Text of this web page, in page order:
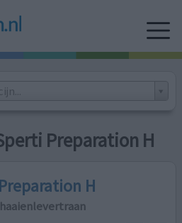
Preparation H
H